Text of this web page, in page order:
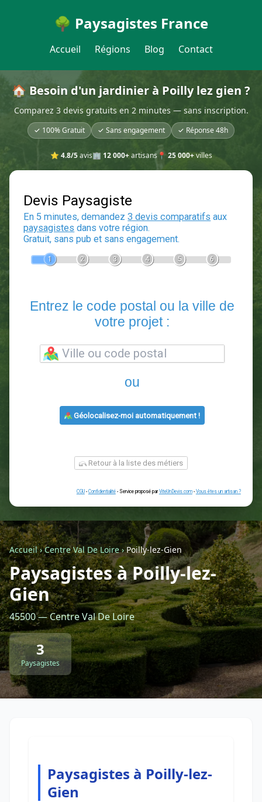
🌳 Paysagistes France
Accueil Régions Blog Contact
🏠 Besoin d'un jardinier à Poilly lez gien ?
Comparez 3 devis gratuits en 2 minutes — sans inscription.
✓ 100% Gratuit ✓ Sans engagement ✓ Réponse 48h
⭐ 4.8/5avis🏢 12 000+artisans📍 25 000+villes
Devis Paysagiste
En 5 minutes, demandez3 devis comparatifs
votre projet :
ou
Géolocalisez-moi automatiquement !
Retour à la liste des métiers
CGU-Confidentialité- Service proposé parViteUnDevis.com -Vous
Accueil›Centre Val De Loire› Poilly-lez-Gien
Paysagistes à Poilly-lez-
Gien
45500 — Centre Val De Loire
3
Paysagistes
Paysagistes à Poilly-lez-
Gien